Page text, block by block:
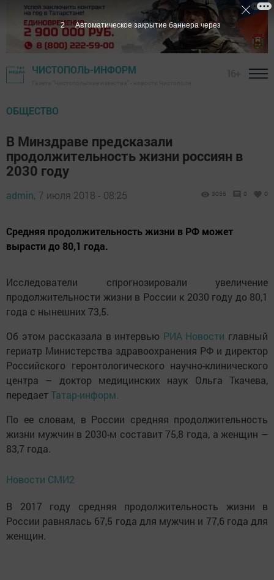
ЧИСТОПОЛЬ-ИНФОРМ
ОБЩЕСТВО
В Минздраве предсказали
продолжительность жизни россиян в
2030 году
admin, 7 июля 2018 - 08:25 3056 0 0
Средняя продолжительность жизни в РФ может
вырасти до 80,1 года.
Исследователи спрогнозировали увеличение
продолжительности жизни в России к 2030 году до 80,1
года с нынешних 73,5.
Об этом рассказала в интервью РИА Новости главный
гериатр Министерства здравоохранения РФ и директор
Российского геронтологического научно-клинического
центра – доктор медицинских наук Ольга Ткачева,
передаетТатар-информ.
По ее словам, в России средняя продолжительность
жизни мужчин в 2030-м составит 75,8 года, а женщин –
83,7 года.
Новости СМИ2
В 2017 году средняя продолжительность жизни в
России равнялась 67,5 года для мужчин и 77,6 года для
женщин.
1 Автоматическое закрытие баннера через